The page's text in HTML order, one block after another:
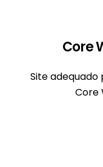
Core
Site
Core